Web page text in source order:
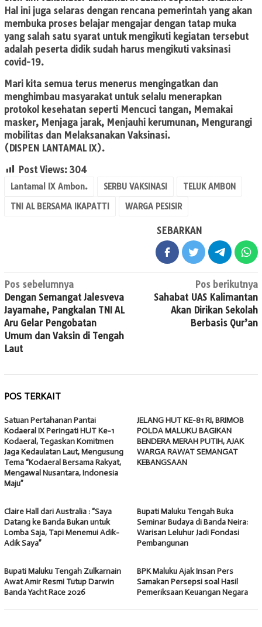
Hal ini juga selaras dengan rencana pemerintah yang akan
membuka proses belajar mengajar dengan tatap muka
yang salah satu syarat untuk mengikuti kegiatan tersebut
adalah peserta didik sudah harus mengikuti vaksinasi
covid-19.
Mari kita semua terus menerus mengingatkan dan
menghimbau masyarakat untuk selalu menerapkan
protokol kesehatan seperti Mencuci tangan, Memakai
masker, Menjaga jarak, Menjauhi kerumunan, Mengurangi
mobilitas dan Melaksanakan Vaksinasi.
(DISPEN LANTAMAL IX).
Post Views: 304
Lantamal IX Ambon. SERBU VAKSINASI
TELUK AMBON
TNI AL BERSAMA IKAPATTI
WARGA PESISIR
SEBARKAN
Navigasi
pos
Pos sebelumnya
Dengan Semangat Jalesveva
Jayamahe, Pangkalan TNI AL
Aru Gelar Pengobatan
Umum dan Vaksin di Tengah
Laut
Pos berikutnya
Sahabat UAS Kalimantan
Akan Dirikan Sekolah
Berbasis Qur’an
POS TERKAIT
Satuan Pertahanan Pantai
Kodaeral IX Peringati HUT Ke-1
Kodaeral, Tegaskan Komitmen
Jaga Kedaulatan Laut, Mengusung
Tema “Kodaeral Bersama Rakyat,
Mengawal Nusantara, Indonesia
Maju”
JELANG HUT KE-81 RI, BRIMOB
POLDA MALUKU BAGIKAN
BENDERA MERAH PUTIH, AJAK
WARGA RAWAT SEMANGAT
KEBANGSAAN
Claire Hall dari Australia : “Saya
Datang ke Banda Bukan untuk
Lomba Saja, Tapi Menemui Adik-
Adik Saya”
Bupati Maluku Tengah Buka
Seminar Budaya di Banda Neira:
Warisan Leluhur Jadi Fondasi
Pembangunan
Bupati Maluku Tengah Zulkarnain
Awat Amir Resmi Tutup Darwin
Banda Yacht Race 2026
BPK Maluku Ajak Insan Pers
Samakan Persepsi soal Hasil
Pemeriksaan Keuangan Negara